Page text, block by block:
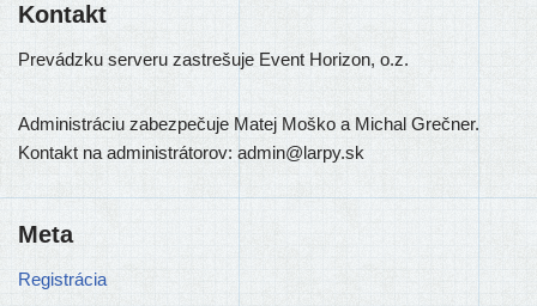
Kontakt
Prevádzku ser­ve­ru zastre­šu­je Event Horizon, o.z.
Administráciu zabez­pe­ču­je Matej Moško a Michal Grečner.
Kontakt na admi­nis­trá­to­rov: admin@larpy.sk
Meta
Registrácia